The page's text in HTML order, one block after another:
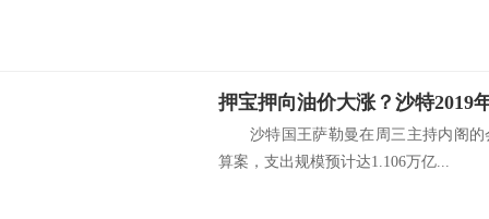
押宝押向油价大涨？沙特2019
沙特国王萨勒曼在周三主持内阁的
算案，支出规模预计达1.106万亿...